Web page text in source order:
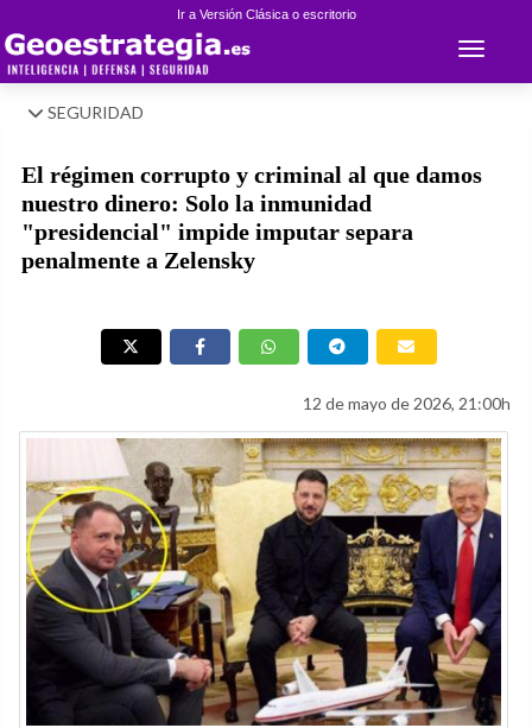
Ir a Versión Clásica o escritorio
Toggle
SEGURIDAD
El régimen corrupto y criminal al que damos
nuestro dinero: Solo la inmunidad
"presidencial" impide imputar separa
penalmente a Zelensky
12 de mayo de 2026, 21:00h